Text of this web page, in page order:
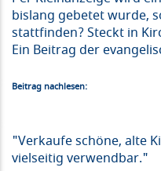
bislang gebetet wurde,
stattfinden? Steckt in
Ein Beitrag der
Beitrag nachlesen:
"Verkaufe schöne, alte
vielseitig verwendbar."